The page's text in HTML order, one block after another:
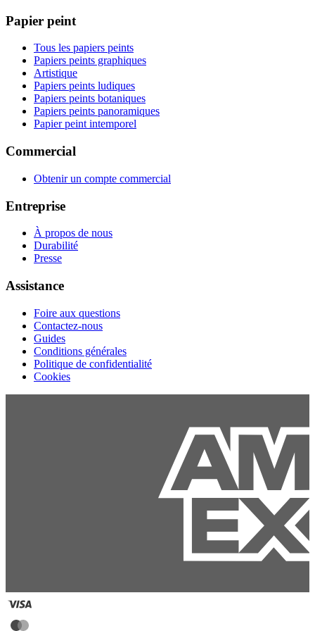
Papier peint
Tous les papiers peints
Papiers peints graphiques
Artistique
Papiers peints ludiques
Papiers peints botaniques
Papiers peints panoramiques
Papier peint intemporel
Commercial
Obtenir un compte commercial
Entreprise
À propos de nous
Durabilité
Presse
Assistance
Foire aux questions
Contactez-nous
Guides
Conditions générales
Politique de confidentialité
Cookies